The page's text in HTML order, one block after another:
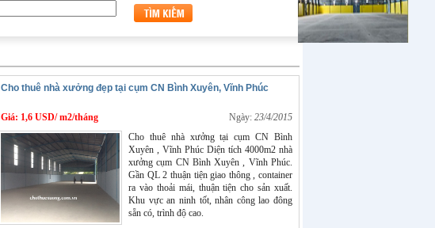
Cho thuê nhà xưởng đẹp tại cụm CN Bình Xuyên, Vĩnh Phúc
Giá: 1,6 USD/ m2/tháng Ngày: 23/4/2015
Cho thuê nhà xưởng tại cụm CN Bình
Xuyên , Vĩnh Phúc Diện tích 4000m2 nhà
xưởng cụm CN Bình Xuyên , Vĩnh Phúc.
Gần QL 2 thuận tiện giao thông , container
ra vào thoải mái, thuận tiện cho sản xuất.
Khu vực an ninh tốt, nhân công lao đông
sẵn có, trình độ cao.